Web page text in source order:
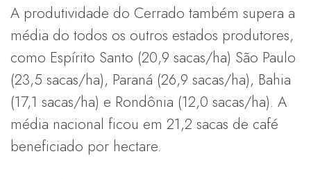
A produtividade do Cerrado também supera a
média do todos os outros estados produtores,
como Espírito Santo (20,9 sacas/ha) São Paulo
(23,5 sacas/ha), Paraná (26,9 sacas/ha), Bahia
(17,1 sacas/ha) e Rondônia (12,0 sacas/ha). A
média nacional ficou em 21,2 sacas de café
beneficiado por hectare.